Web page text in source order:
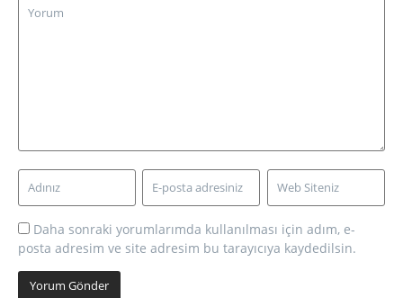
Daha sonraki yorumlarımda kullanılması için adım, e-
posta adresim ve site adresim bu tarayıcıya kaydedilsin.